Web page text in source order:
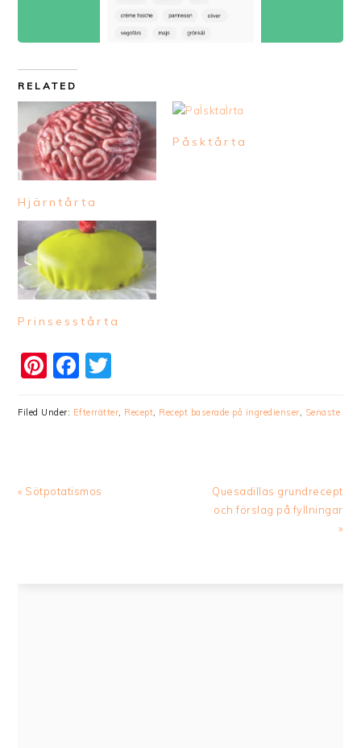
RELATED
Hjärntårta
Påsktårta
Prinsesstårta
Pinterest
Facebook
Filed Under: Efterrätter Recept Recept baserade på ingredienser Senaste
Previous
« Sötpotatismos
Next
Post:
Quesadillas grundrecept
och förslag på fyllningar
»